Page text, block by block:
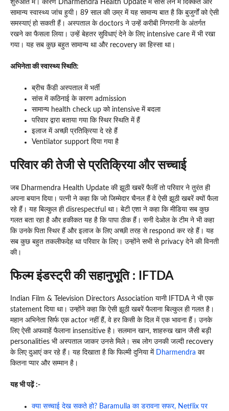
शुरुआत में। कारण Dharmendra Health Update में सांस लेने में दिक्कत और
सामान्य स्वास्थ्य जांच हुयी। 89 साल की उम्र में यह सामान्य बात है कि बुजुर्गों को ऐसी
समस्याएं हो सकती हैं। अस्पताल के doctors ने उन्हें करीबी निगरानी के अंतर्गत
रखने का फैसला लिया। उन्हें बेहतर सुविधाएं देने के लिए intensive care में भी रखा
गया। यह सब कुछ बहुत सामान्य था और recovery का हिस्सा था।
अभिनेता की स्वास्थ्य स्थिति:
ब्रीच कैंडी अस्पताल में भर्ती
सांस में कठिनाई के कारण admission
सामान्य health check up को intensive में बदला
परिवार द्वारा बताया गया कि स्थिर स्थिति में हैं
इलाज में अच्छी प्रतिक्रिया दे रहे हैं
Ventilator support दिया गया है
परिवार की तेजी से प्रतिक्रिया और सच्चाई
जब Dharmendra Health Update की झूठी खबरें फैलीं तो परिवार ने तुरंत ही
अपना बयान दिया। पत्नी ने कहा कि जो जिम्मेदार चैनल हैं वे ऐसी झूठी खबरें क्यों फैला
रहे हैं। यह बिल्कुल ही disrespectful था। बेटी एशा ने कहा कि मीडिया सब कुछ
गलत बता रहा है और हकीकत यह है कि पापा ठीक हैं। सनी देओल के टीम ने भी कहा
कि उनके पिता स्थिर हैं और इलाज के लिए अच्छी तरह से respond कर रहे हैं। यह
सब कुछ बहुत तकलीफदेह था परिवार के लिए। उन्होंने सभी से privacy देने की विनती
की।
फिल्म इंडस्ट्री की सहानुभूति : IFTDA
Indian Film & Television Directors Association यानी IFTDA ने भी एक
statement दिया था। उन्होंने कहा कि ऐसी झूठी खबरें फैलाना बिल्कुल ही गलत है।
महान अभिनेता सिर्फ एक actor नहीं हैं, वे हर किसी के दिल में एक भावना हैं। उनके
लिए ऐसी अफवाहें फैलाना insensitive है। सलमान खान, शाहरुख खान जैसी बड़ी
personalities भी अस्पताल जाकर उनसे मिले। सब लोग उनकी जल्दी recovery
के लिए दुआएं कर रहे हैं। यह दिखाता है कि फिल्मी दुनिया में Dharmendra का
कितना प्यार और सम्मान है।
यह भी पढ़ें :-
क्या सच्चाई देख सकते हो? Baramulla का डरावना सफर, Netflix पर